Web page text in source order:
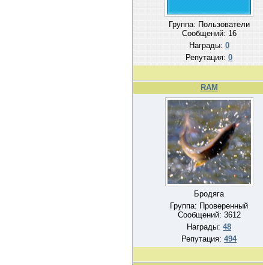
Группа: Пользователи
Сообщений: 16
Награды: 0
Репутация: 0
RAM
Бродяга
Группа: Проверенный
Сообщений: 3612
Награды: 48
Репутация: 494